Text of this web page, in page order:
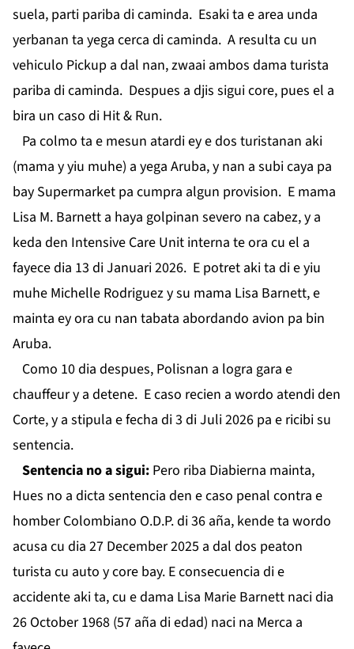
suela, parti pariba di caminda. Esaki ta e area unda
yerbanan ta yega cerca di caminda. A resulta cu un
vehiculo Pickup a dal nan, zwaai ambos dama turista
pariba di caminda. Despues a djis sigui core, pues el a
bira un caso di Hit & Run.
Pa colmo ta e mesun atardi ey e dos turistanan aki
(mama y yiu muhe) a yega Aruba, y nan a subi caya pa
bay Supermarket pa cumpra algun provision. E mama
Lisa M. Barnett a haya golpinan severo na cabez, y a
keda den Intensive Care Unit interna te ora cu el a
fayece dia 13 di Januari 2026. E potret aki ta di e yiu
muhe Michelle Rodriguez y su mama Lisa Barnett, e
mainta ey ora cu nan tabata abordando avion pa bin
Aruba.
Como 10 dia despues, Polisnan a logra gara e
chauffeur y a detene. E caso recien a wordo atendi den
Corte, y a stipula e fecha di 3 di Juli 2026 pa e ricibi su
sentencia.
Sentencia no a sigui: Pero riba Diabierna mainta,
Hues no a dicta sentencia den e caso penal contra e
homber Colombiano O.D.P. di 36 aña, kende ta wordo
acusa cu dia 27 December 2025 a dal dos peaton
turista cu auto y core bay. E consecuencia di e
accidente aki ta, cu e dama Lisa Marie Barnett naci dia
26 October 1968 (57 aña di edad) naci na Merca a